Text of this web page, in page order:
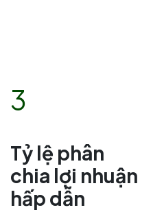
3
Tỷ lệ phân
chia lợi nhuận
hấp dẫn